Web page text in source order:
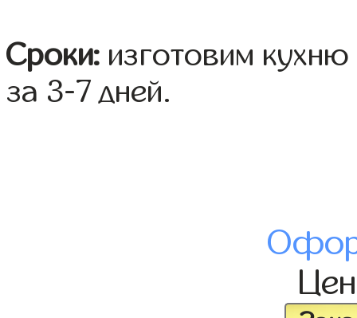
Сроки: изготовим
за 3-7 дней.